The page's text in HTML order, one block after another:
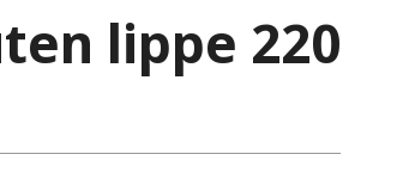
lippe 220